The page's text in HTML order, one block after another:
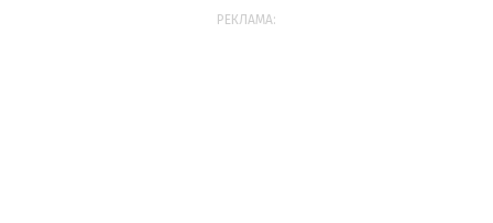
РЕКЛАМА: